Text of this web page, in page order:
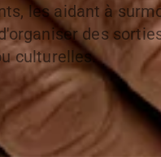
les aidant à
des
culturelles.